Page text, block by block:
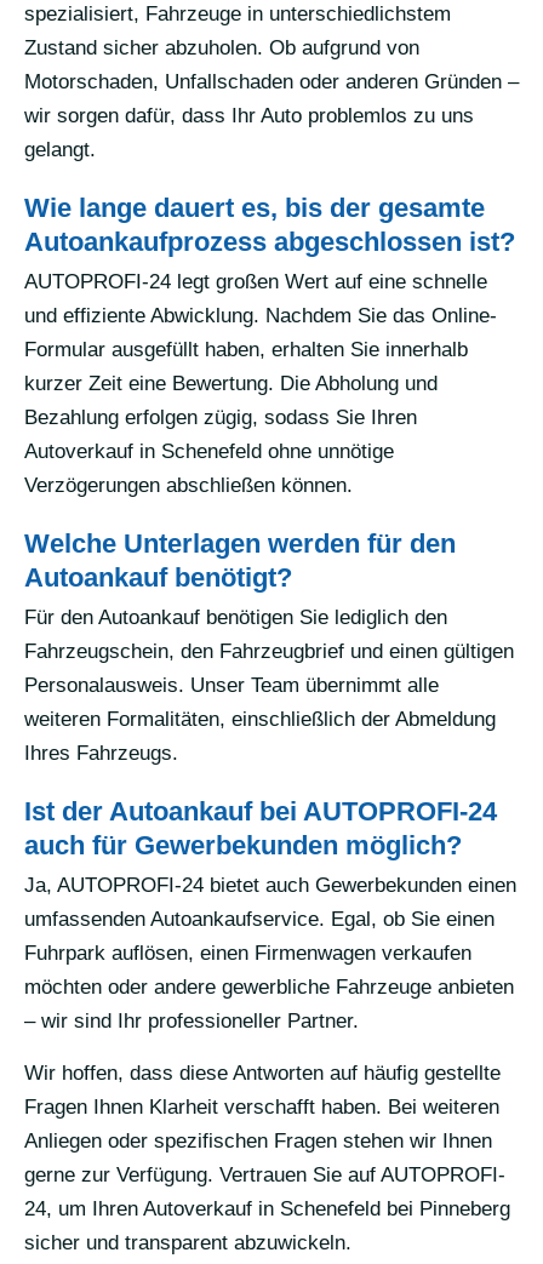
spezialisiert, Fahrzeuge in unterschiedlichstem
Zustand sicher abzuholen. Ob aufgrund von
Motorschaden, Unfallschaden oder anderen Gründen –
wir sorgen dafür, dass Ihr Auto problemlos zu uns
gelangt.
Wie lange dauert es, bis der gesamte
Autoankaufprozess abgeschlossen ist?
AUTOPROFI-24 legt großen Wert auf eine schnelle
und effiziente Abwicklung. Nachdem Sie das Online-
Formular ausgefüllt haben, erhalten Sie innerhalb
kurzer Zeit eine Bewertung. Die Abholung und
Bezahlung erfolgen zügig, sodass Sie Ihren
Autoverkauf in Schenefeld ohne unnötige
Verzögerungen abschließen können.
Welche Unterlagen werden für den
Autoankauf benötigt?
Für den Autoankauf benötigen Sie lediglich den
Fahrzeugschein, den Fahrzeugbrief und einen gültigen
Personalausweis. Unser Team übernimmt alle
weiteren Formalitäten, einschließlich der Abmeldung
Ihres Fahrzeugs.
Ist der Autoankauf bei AUTOPROFI-24
auch für Gewerbekunden möglich?
Ja, AUTOPROFI-24 bietet auch Gewerbekunden einen
umfassenden Autoankaufservice. Egal, ob Sie einen
Fuhrpark auflösen, einen Firmenwagen verkaufen
möchten oder andere gewerbliche Fahrzeuge anbieten
– wir sind Ihr professioneller Partner.
Wir hoffen, dass diese Antworten auf häufig gestellte
Fragen Ihnen Klarheit verschafft haben. Bei weiteren
Anliegen oder spezifischen Fragen stehen wir Ihnen
gerne zur Verfügung. Vertrauen Sie auf AUTOPROFI-
24, um Ihren Autoverkauf in Schenefeld bei Pinneberg
sicher und transparent abzuwickeln.